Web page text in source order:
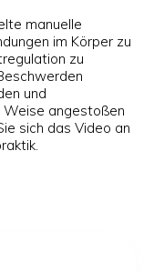
manuelle
im Körper zu
zu
und
Weise angestoßen
sich das Video an